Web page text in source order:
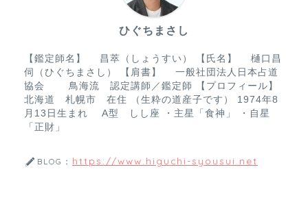
ひぐちまさし
【鑑定師名】 昌萃（しょうすい） 【氏名】 樋口昌
伺（ひぐちまさし） 【肩書】 一般社団法人日本占道
協会 鳥海流 認定講師／鑑定師 【プロフィール】
北海道 札幌市 在住 （生粋の道産子です） 1974年8
月13日生まれ A型 しし座 ・主星「食神」 ・自星
「正財」
BLOG： https://www.higuchi-syousui.net